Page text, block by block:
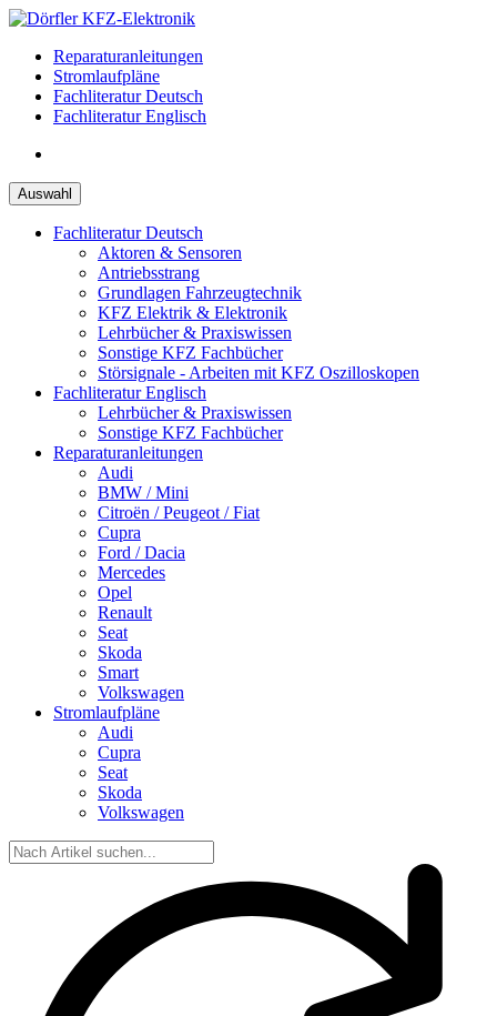
Zum
springenReparaturanleitungen
Stromlaufpläne
Fachliteratur Deutsch
Fachliteratur Englisch
Auswahl
Fachliteratur Deutsch
Aktoren & Sensoren
Antriebsstrang
Grundlagen Fahrzeugtechnik
KFZ Elektrik & Elektronik
Lehrbücher & Praxiswissen
Sonstige KFZ Fachbücher
Störsignale - Arbeiten mit KFZ Oszilloskopen
Fachliteratur Englisch
Lehrbücher & Praxiswissen
Sonstige KFZ Fachbücher
Reparaturanleitungen
Audi
BMW / Mini
Citroën / Peugeot / Fiat
Cupra
Ford / Dacia
Mercedes
Opel
Renault
Seat
Skoda
Smart
Volkswagen
Stromlaufpläne
Audi
Cupra
Seat
Skoda
Volkswagen